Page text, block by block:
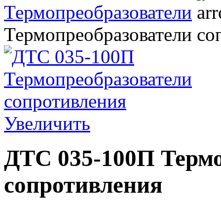
Термопреобразователи
Термопреобразователи
Увеличить
ДТС 035-100П
сопротивления